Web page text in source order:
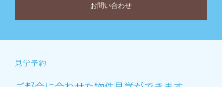
お問い合わせ